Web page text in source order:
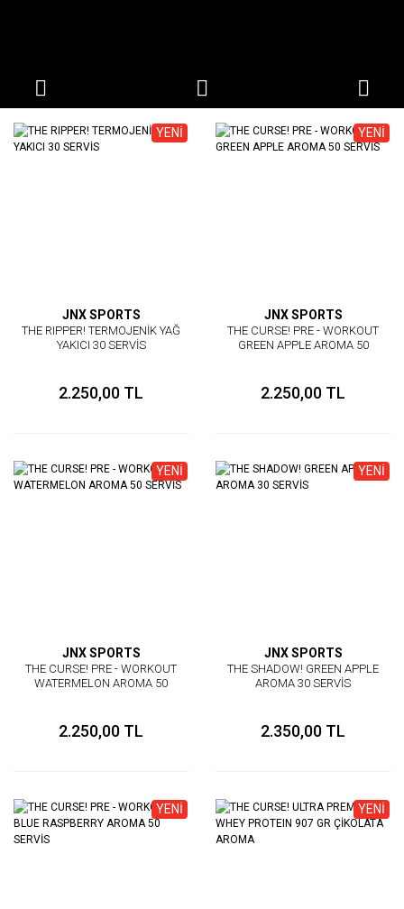
YENİ
JNX SPORTS
THE RIPPER! TERMOJENİK YAĞ
YAKICI 30 SERVİS
2.250,00 TL
YENİ
JNX SPORTS
THE CURSE! PRE - WORKOUT
GREEN APPLE AROMA 50
2.250,00 TL
YENİ
JNX SPORTS
THE CURSE! PRE - WORKOUT
WATERMELON AROMA 50
2.250,00 TL
YENİ
JNX SPORTS
THE SHADOW! GREEN APPLE
AROMA 30 SERVİS
2.350,00 TL
YENİ YENİ